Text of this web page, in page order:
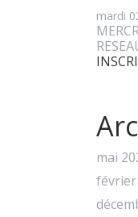
mardi
mai
février